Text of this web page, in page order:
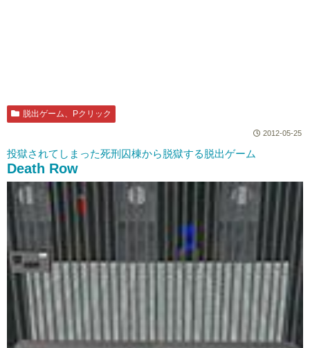
脱出ゲーム、Pクリック
2012-05-25
投獄されてしまった死刑囚棟から脱獄する脱出ゲーム
Death Row